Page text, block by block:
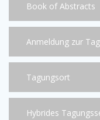
Book of Abstracts
Anmeldung zur
Tagungsort
Hybrides